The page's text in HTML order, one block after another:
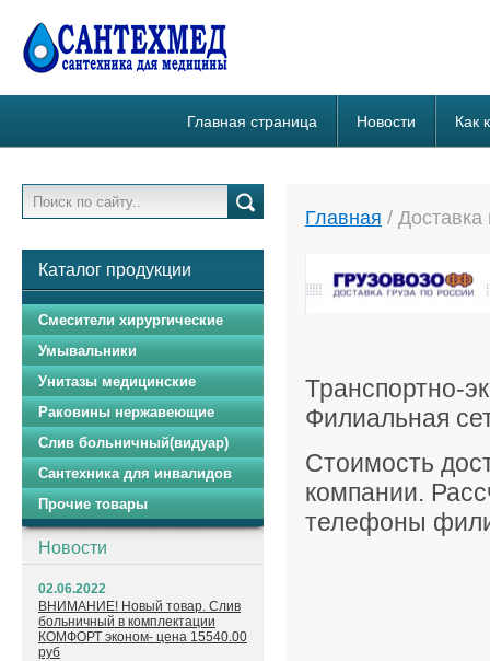
Главная страница Новости Как
Главная /
Транспортно-
Филиальная
Стоимость
компании.
телефоны
Каталог продукции
Смесители хирургические
Умывальники
Унитазы медицинские
Раковины нержавеющие
Слив больничный(видуар)
Сантехника для инвалидов
Прочие товары
Новости
02.06.2022
ВНИМАНИЕ! Новый товар. Слив
больничный в комплектации
КОМФОРТ эконом- цена 15540.00
руб